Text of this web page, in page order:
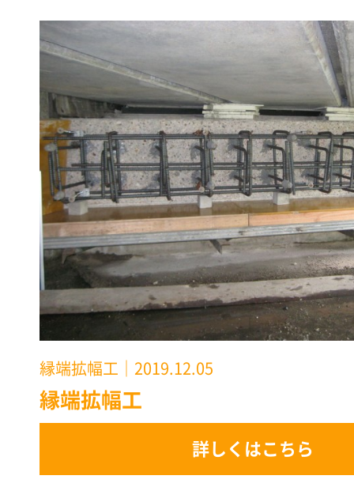
縁端拡幅工 ｜2019.12.05
縁端拡幅工
詳しくはこちら